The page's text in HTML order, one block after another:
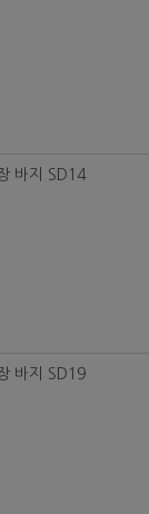
바지 SD14
바지 SD19